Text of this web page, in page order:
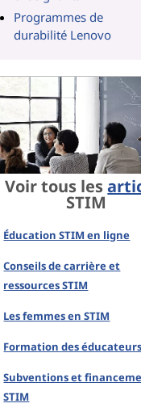
Programmes de
durabilité Lenovo
Voir tous les
STIM
Éducation STIM en ligne
Conseils de carrière et
ressources STIM
Les femmes en STIM
Formation des
Subventions et
STIM